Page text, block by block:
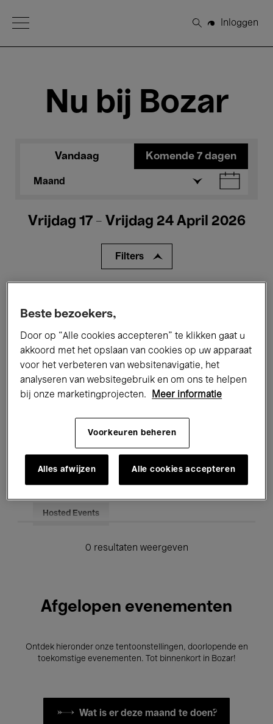
Open Menu
Zoeken
Inloggen
Nu bij Bozar
Vandaag Komende 7 dagen
Maand
Vrijdag 17 - Vrijdag 24 April 2026
Filters
Performances Lezingen & Debatten
Jazz Klassieke Muziek Global Music
Voor iedereen Kids’ Palace
Onderwijs Rondleidingen
Hosted Events
0 resultaten weergeven
Afgelopen evenementen
Ontdek hieronder onze tentoonstellingen, doorlopende en
toekomstige evenementen. Tot binnenkort in Bozar!
Wat is er deze maand te doen?
Beste bezoekers,
Door op “Alle cookies accepteren” te klikken gaat u
akkoord met het opslaan van cookies op uw apparaat
voor het verbeteren van websitenavigatie, het
analyseren van websitegebruik en om ons te helpen
bij onze marketingprojecten.
Meer informatie
Voorkeuren beheren
Alles afwijzen Alle cookies accepteren